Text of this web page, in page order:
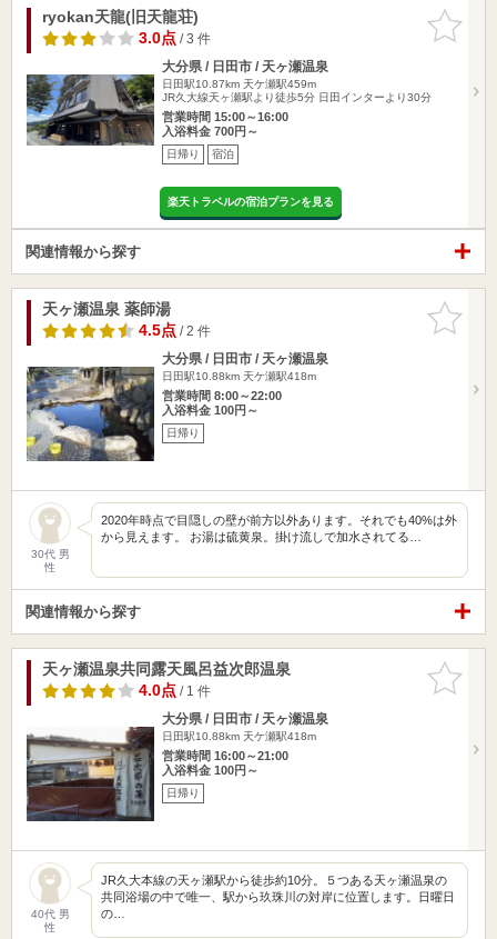
お気に入
りに追加
ryokan天龍(旧天龍荘)
3.0点/ 3 件
大分県 / 日田市 / 天ヶ瀬温泉
日田駅10.87km 天ケ瀬駅459m
JR久大線天ヶ瀬駅より徒歩5分 日田インターより30分
営業時間 15:00～16:00
入浴料金 700円～
日帰り 宿泊
楽天トラベルの宿泊プランを見る
関連情報から探す
お気に入
りに追加
天ヶ瀬温泉 薬師湯
4.5点/ 2 件
大分県 / 日田市 / 天ヶ瀬温泉
日田駅10.88km 天ケ瀬駅418m
営業時間 8:00～22:00
入浴料金 100円～
日帰り
30代 男
性
2020年時点で目隠しの壁が前方以外あります。それでも40%は外
から見えます。 お湯は硫黄泉。掛け流しで加水されてる…
関連情報から探す
お気に入
りに追加
天ヶ瀬温泉共同露天風呂益次郎温泉
4.0点/ 1 件
大分県 / 日田市 / 天ヶ瀬温泉
日田駅10.88km 天ケ瀬駅418m
営業時間 16:00～21:00
入浴料金 100円～
日帰り
40代 男
性
JR久大本線の天ヶ瀬駅から徒歩約10分。５つある天ヶ瀬温泉の
共同浴場の中で唯一、駅から玖珠川の対岸に位置します。日曜日
の…